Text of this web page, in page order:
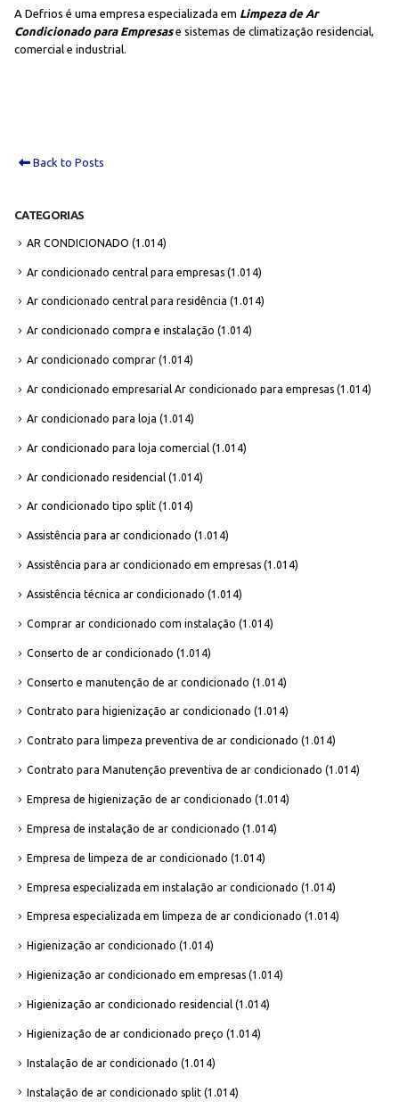
A Defrios é uma empresa especializada em Limpeza de Ar
Condicionado para Empresase sistemas de climatização residencial,
comercial e industrial.
Back to Posts
CATEGORIAS
AR CONDICIONADO (1.014)
Ar condicionado central para empresas (1.014)
Ar condicionado central para residência (1.014)
Ar condicionado compra e instalação (1.014)
Ar condicionado comprar (1.014)
Ar condicionado empresarial Ar condicionado para empresas (1.014)
Ar condicionado para loja (1.014)
Ar condicionado para loja comercial (1.014)
Ar condicionado residencial (1.014)
Ar condicionado tipo split (1.014)
Assistência para ar condicionado (1.014)
Assistência para ar condicionado em empresas (1.014)
Assistência técnica ar condicionado (1.014)
Comprar ar condicionado com instalação (1.014)
Conserto de ar condicionado (1.014)
Conserto e manutenção de ar condicionado (1.014)
Contrato para higienização ar condicionado (1.014)
Contrato para limpeza preventiva de ar condicionado (1.014)
Contrato para Manutenção preventiva de ar condicionado (1.014)
Empresa de higienização de ar condicionado (1.014)
Empresa de instalação de ar condicionado (1.014)
Empresa de limpeza de ar condicionado (1.014)
Empresa especializada em instalação ar condicionado (1.014)
Empresa especializada em limpeza de ar condicionado (1.014)
Higienização ar condicionado (1.014)
Higienização ar condicionado em empresas (1.014)
Higienização ar condicionado residencial (1.014)
Higienização de ar condicionado preço (1.014)
Instalação de ar condicionado (1.014)
Instalação de ar condicionado split (1.014)